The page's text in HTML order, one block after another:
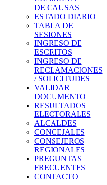
DE CAUSAS
ESTADO DIARIO
TABLA DE
SESIONES
INGRESO DE
ESCRITOS
INGRESO DE
RECLAMACIONES
/ SOLICITUDES
VALIDAR
DOCUMENTO
RESULTADOS
ELECTORALES
ALCALDES
CONCEJALES
CONSEJEROS
REGIONALES
PREGUNTAS
FRECUENTES
CONTACTO